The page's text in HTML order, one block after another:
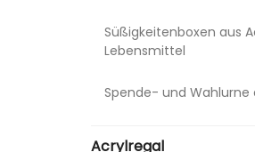
Süßigkeitenboxen aus
Lebensmittel
Spende- und Wahlurne
Acrylregal